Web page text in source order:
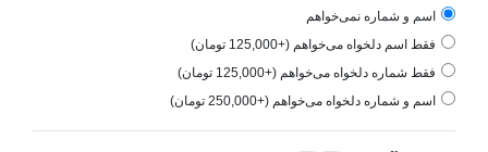
اسم و شماره نمی‌خواهم
فقط اسم دلخواه می‌خواهم (+125,000 تومان)
فقط شماره دلخواه می‌خواهم (+125,000 تومان)
اسم و شماره دلخواه می‌خواهم (+250,000 تومان)